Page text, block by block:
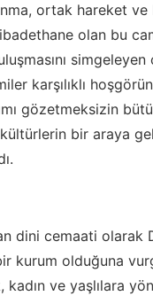
ortak hareket
olan bu
karşılıklı
gözetmeksizin
bir araya
dini cemaati olarak
kurum olduğuna
ve yaşlılara